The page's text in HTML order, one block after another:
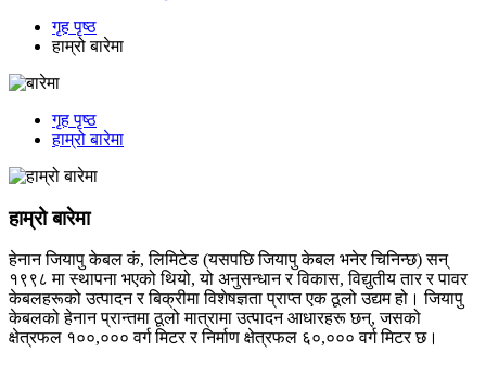
गृह पृष्ठ
हाम्रो बारेमा
गृह पृष्ठ
हाम्रो बारेमा
हाम्रो बारेमा
हेनान जियापु केबल कं, लिमिटेड (यसपछि जियापु केबल भनेर चिनिन्छ) सन्
१९९८ मा स्थापना भएको थियो, यो अनुसन्धान र विकास, विद्युतीय तार र पावर
केबलहरूको उत्पादन र बिक्रीमा विशेषज्ञता प्राप्त एक ठूलो उद्यम हो। जियापु
केबलको हेनान प्रान्तमा ठूलो मात्रामा उत्पादन आधारहरू छन्, जसको
क्षेत्रफल १००,००० वर्ग मिटर र निर्माण क्षेत्रफल ६०,००० वर्ग मिटर छ।